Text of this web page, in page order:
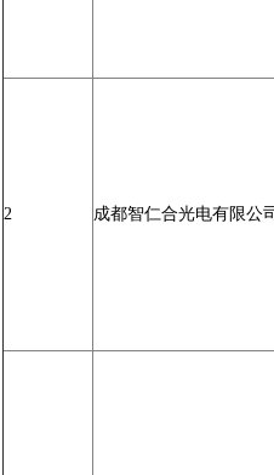
2 成都智仁合光电有限公